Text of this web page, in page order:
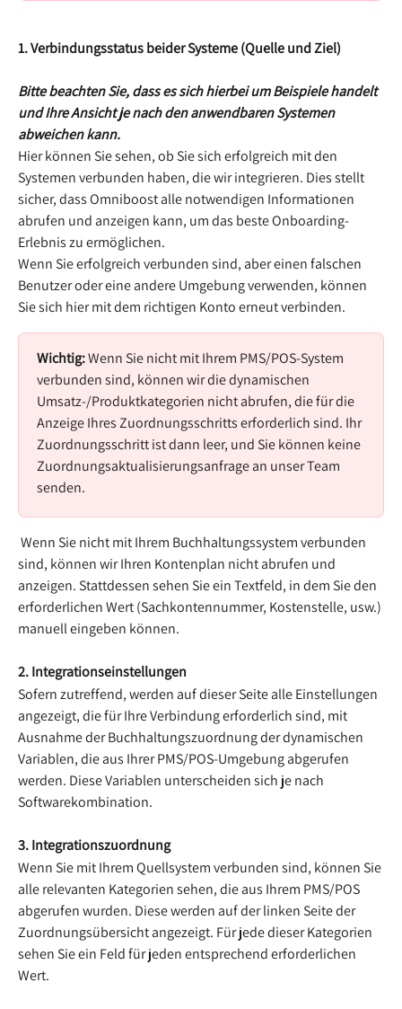
1. Verbindungsstatus beider Systeme (Quelle und Ziel)
Bitte beachten Sie, dass es sich hierbei um Beispiele handelt
und Ihre Ansicht je nach den anwendbaren Systemen
abweichen kann.
Hier können Sie sehen, ob Sie sich erfolgreich mit den
Systemen verbunden haben, die wir integrieren. Dies stellt
sicher, dass Omniboost alle notwendigen Informationen
abrufen und anzeigen kann, um das beste Onboarding-
Erlebnis zu ermöglichen.
Wenn Sie erfolgreich verbunden sind, aber einen falschen
Benutzer oder eine andere Umgebung verwenden, können
Sie sich hier mit dem richtigen Konto erneut verbinden.
Wichtig: Wenn Sie nicht mit Ihrem PMS/POS-System
verbunden sind, können wir die dynamischen
Umsatz-/Produktkategorien nicht abrufen, die für die
Anzeige Ihres Zuordnungsschritts erforderlich sind. Ihr
Zuordnungsschritt ist dann leer, und Sie können keine
Zuordnungsaktualisierungsanfrage an unser Team
senden.
sind, können wir Ihren Kontenplan nicht abrufen und
anzeigen. Stattdessen sehen Sie ein Textfeld, in dem Sie den
erforderlichen Wert (Sachkontennummer, Kostenstelle, usw.)
manuell eingeben können.
2. Integrationseinstellungen
Sofern zutreffend, werden auf dieser Seite alle Einstellungen
angezeigt, die für Ihre Verbindung erforderlich sind, mit
Ausnahme der Buchhaltungszuordnung der dynamischen
Variablen, die aus Ihrer PMS/POS-Umgebung abgerufen
werden. Diese Variablen unterscheiden sich je nach
Softwarekombination.
3. Integrationszuordnung
Wenn Sie mit Ihrem Quellsystem verbunden sind, können Sie
alle relevanten Kategorien sehen, die aus Ihrem PMS/POS
abgerufen wurden. Diese werden auf der linken Seite der
Zuordnungsübersicht angezeigt. Für jede dieser Kategorien
sehen Sie ein Feld für jeden entsprechend erforderlichen
Wert.